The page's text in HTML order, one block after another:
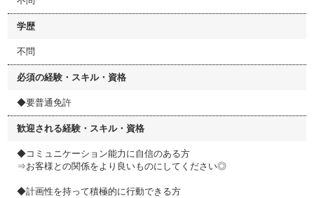
学歴
不問
必須の経験・スキル・資格
◆要普通免許
歓迎される経験・スキル・資格
◆コミュニケーション能力に自信のある方
⇒お客様との関係をより良いものにしてください◎
◆計画性を持って積極的に行動できる方